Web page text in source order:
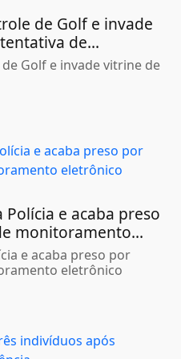
de Golf e invade
de...
Golf e invade vitrine de
e acaba preso
monitoramento...
e acaba preso por
eletrônico